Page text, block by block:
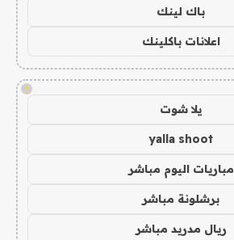
باك لينك
اعلانات باكلينك
!
يلا شوت
yalla shoot
مباريات اليوم مباشر
برشلونة مباشر
ريال مدريد مباشر